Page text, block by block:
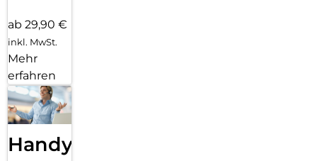
ab 29,90 €
inkl. MwSt.
Mehr
erfahren
Handy